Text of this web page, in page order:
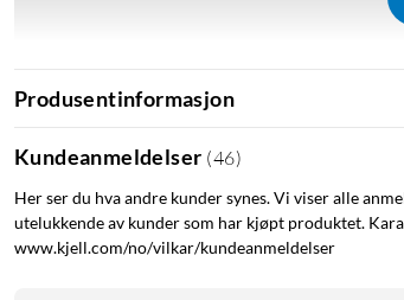
Produsentinformasjon
Kundeanmeldelser (46)
Her ser du hva andre kunder synes. Vi viser alle
utelukkende av kunder som har kjøpt produktet.
www.kjell.com/no/vilkar/kundeanmeldelser